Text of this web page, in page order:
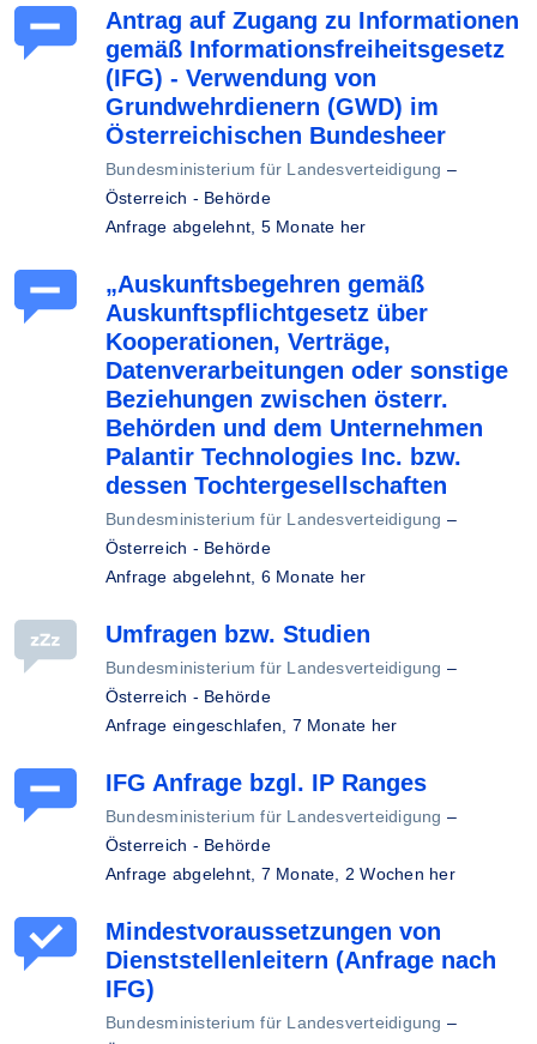
Antrag auf Zugang zu Informationen
gemäß Informationsfreiheitsgesetz
(IFG) - Verwendung von
Grundwehrdienern (GWD) im
Österreichischen Bundesheer
Bundesministerium für Landesverteidigung –
Österreich - Behörde
Anfrage abgelehnt, 5 Monate her
„Auskunftsbegehren gemäß
Auskunftspflichtgesetz über
Kooperationen, Verträge,
Datenverarbeitungen oder sonstige
Beziehungen zwischen österr.
Behörden und dem Unternehmen
Palantir Technologies Inc. bzw.
dessen Tochtergesellschaften
Bundesministerium für Landesverteidigung –
Österreich - Behörde
Anfrage abgelehnt, 6 Monate her
Umfragen bzw. Studien
Bundesministerium für Landesverteidigung –
Österreich - Behörde
Anfrage eingeschlafen, 7 Monate her
IFG Anfrage bzgl. IP Ranges
Bundesministerium für Landesverteidigung –
Österreich - Behörde
Anfrage abgelehnt, 7 Monate, 2 Wochen her
Mindestvoraussetzungen von
Dienststellenleitern (Anfrage nach
IFG)
Bundesministerium für Landesverteidigung –